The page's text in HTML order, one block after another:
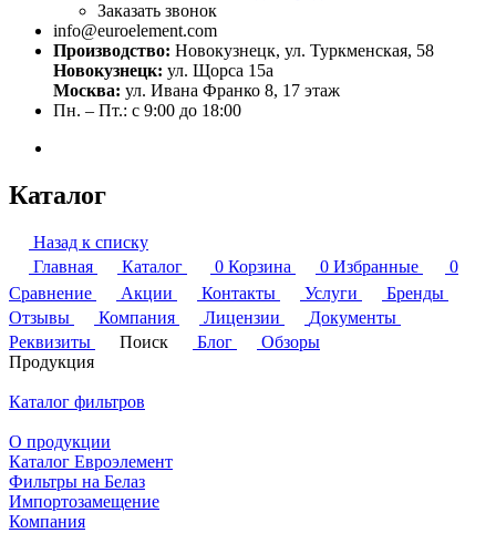
Заказать звонок
info@euroelement.com
Производство: Новокузнецк, ул. Туркменская, 58
Новокузнецк: ул. Щорса 15а
Москва: ул. Ивана Франко 8, 17 этаж
Пн. – Пт.: с 9:00 до 18:00
Каталог
Назад к списку
Главная
Каталог 0 Корзина 0 Избранные
0
Сравнение
Акции Контакты Услуги
Бренды
Отзывы
Компания Лицензии
Документы
Реквизиты
Поиск Блог
Обзоры
Продукция
Каталог фильтров
О продукции
Каталог Евроэлемент
Фильтры на Белаз
Импортозамещение
Компания